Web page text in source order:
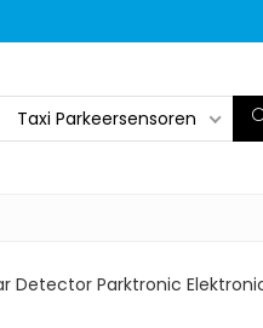
Taxi Parkeersensoren
Detector Parktronic